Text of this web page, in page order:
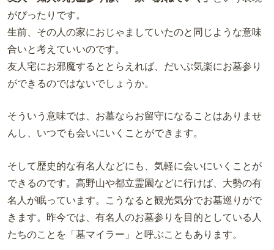
がぴったりです。
生前、その人の家におじゃましていたのと同じような意味
合いと考えていいのです。
友人宅にお邪魔するととらえれば、だいぶ気楽にお墓参り
ができるのではないでしょうか。
そういう意味では、お墓ならお留守になることはありませ
んし、いつでも会いにいくことができます。
そして歴史的な有名人などにも、気軽に会いにいくことが
できるのです。高野山や都立霊園などに行けば、大勢の有
名人が眠っています。こうなると観光気分でお墓巡りがで
きます。昨今では、有名人のお墓参りを目的としている人
たちのことを「墓マイラー」と呼ぶこともあります。